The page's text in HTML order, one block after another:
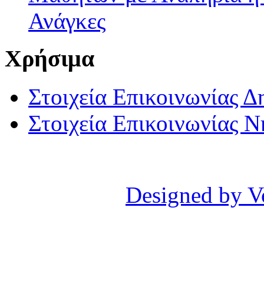
Ανάγκες
Χρήσιμα
Στοιχεία Επικοινωνίας
Στοιχεία Επικοινωνίας
Designed by